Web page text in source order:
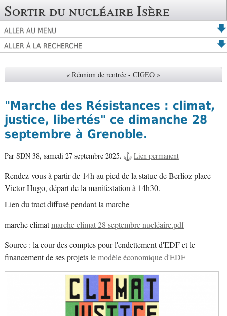
Sortir du nucléaire Isère
ALLER AU MENU
ALLER À LA RECHERCHE
« Réunion de rentrée - CIGEO »
"Marche des Résistances : climat,
justice, libertés" ce dimanche 28
septembre à Grenoble.
Par SDN 38, samedi 27 septembre 2025. Lien permanent
Rendez-vous à partir de 14h au pied de la statue de Berlioz place
Victor Hugo, départ de la manifestation à 14h30.
Lien du tract diffusé pendant la marche
marche climatmarche climat 28 septembre nucléaire.pdf
Source : la cour des comptes pour l'endettement d'EDF et le
financement de ses projetsle modèle économique d'EDF